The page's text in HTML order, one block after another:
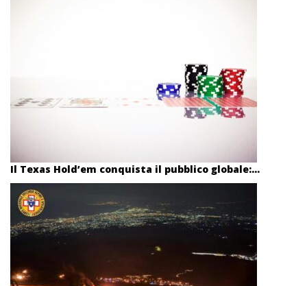
Il Texas Hold’em conquista il pubblico globale:...